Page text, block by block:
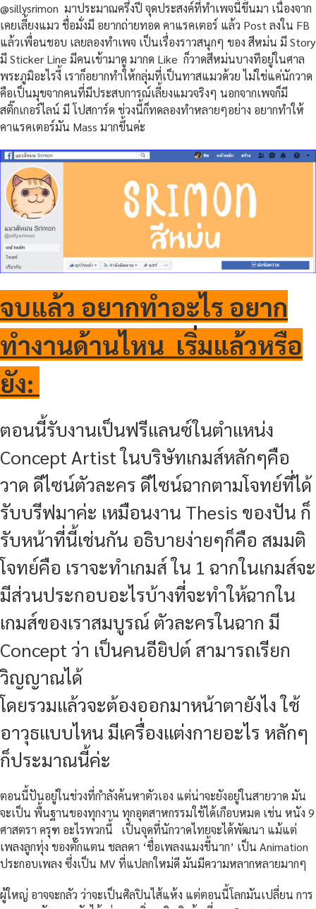
@sillysrimon มาประมาณครึ่งปี จุดประสงค์ที่ทำเพจนี้ขึ้นมา เนื่องจาก
เคยเลี้ยงแมว ชื่อมั่งมี อยากถ่ายทอด คาแรคเตอร์ แล้ว Post ลงใน FB
แล้วเพื่อนชอบ เลยลองทำเพจ เป็นเรื่องราวสนุกๆ ของ สีหม่น มี Story
มี Sticker Line มีคนเข้ามาดู มากด Like ก็วาดสีหม่นบางทีอยู่ในศาล
พระภูมิอะไรงี้ เราก็อยากทำให้กลุ่มที่เป็นทาสแมวด้วย ไม่ใช่แค่นักวาด
คือเป็นมุขจากคนที่มีประสบการณ์เลี้ยงแมวจริงๆ นอกจากเพจก็มี
สติ๊กเกอร์ไลน์ มี โปสการ์ด ช่วงนี้ก็ทดลองทำหลายๆอย่าง อยากทำให้
คาแรคเตอร์มัน Mass มากขึ้นค่ะ
จบแล้ว อยากทำอะไร อยาก
ทำงานด้านไหน เริ่มแล้วหรือ
ยัง:
ตอนนี้รับงานเป็นฟรีแลนซ์ในตำแหน่ง
Concept Artist ในบริษัทเกมส์หลักๆคือ
วาด ดีไซน์ตัวละคร ดีไซน์ฉากตามโจทย์ที่ได้
รับบรีฟมาค่ะ เหมือนงาน Thesis ของปัน ก็
รับหน้าที่นี้เช่นกัน อธิบายง่ายๆก็คือ สมมติ
โจทย์คือ เราจะทำเกมส์ ใน 1 ฉากในเกมส์จะ
มีส่วนประกอบอะไรบ้างที่จะทำให้ฉากใน
เกมส์ของเราสมบูรณ์ ตัวละครในฉาก มี
Concept ว่า เป็นคนอียิปต์ สามารถเรียก
วิญญาณได้
โดยรวมแล้วจะต้องออกมาหน้าตายังไง ใช้
อาวุธแบบไหน มีเครื่องแต่งกายอะไร หลักๆ
ก็ประมาณนี้ค่ะ
ตอนนี้ปันอยู่ในช่วงที่กำลังค้นหาตัวเอง แต่น่าจะยังอยู่ในสายวาด มัน
จะเป็น พื้นฐานของทุกงาน ทุกอุตสาหกรรมใช้ได้เกือบหมด เช่น หนัง 9
ศาสตรา ครุฑ อะไรพวกนี้ เป็นจุดที่นักวาดไทยจะได้พัฒนา แม้แต่
เพลงลูกทุ่ง ของตั๊กแตน ชลลดา ‘ชื่อเพลงแมงขี้นาก’ เป็น Animation
ประกอบเพลง ซึ่งเป็น MV ที่แปลกใหม่ดี มันมีความหลากหลายมากๆ
ผู้ใหญ่ อาจจะกลัว ว่าจะเป็นศิลปินไส้แห้ง แต่ตอนนี้โลกมันเปลี่ยน การ